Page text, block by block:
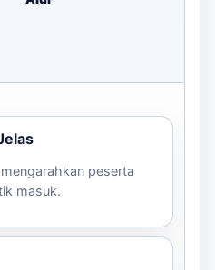
peserta
masuk.